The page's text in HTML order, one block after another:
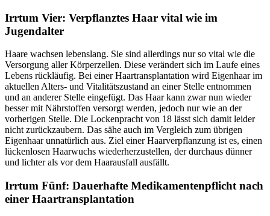
Irrtum Vier: Verpflanztes Haar vital wie im
Jugendalter
Haare wachsen lebenslang. Sie sind allerdings nur so vital wie die
Versorgung aller Körperzellen. Diese verändert sich im Laufe eines
Lebens rückläufig. Bei einer Haartransplantation wird Eigenhaar im
aktuellen Alters- und Vitalitätszustand an einer Stelle entnommen
und an anderer Stelle eingefügt. Das Haar kann zwar nun wieder
besser mit Nährstoffen versorgt werden, jedoch nur wie an der
vorherigen Stelle. Die Lockenpracht von 18 lässt sich damit leider
nicht zurückzaubern. Das sähe auch im Vergleich zum übrigen
Eigenhaar unnatürlich aus. Ziel einer Haarverpflanzung ist es, einen
lückenlosen Haarwuchs wiederherzustellen, der durchaus dünner
und lichter als vor dem Haarausfall ausfällt.
Irrtum Fünf: Dauerhafte Medikamentenpflicht nach
einer Haartransplantation